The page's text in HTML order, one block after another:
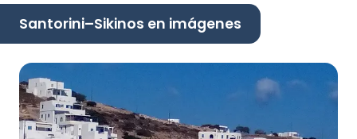
Santorini–Sikinos en imágenes